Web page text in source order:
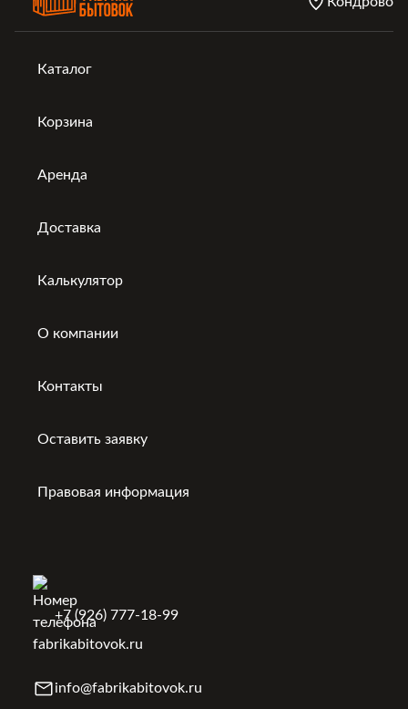
Каталог
Корзина
Аренда
Доставка
Калькулятор
О компании
Контакты
Оставить заявку
Правовая информация
+7 (926) 777-18-99
info@fabrikabitovok.ru